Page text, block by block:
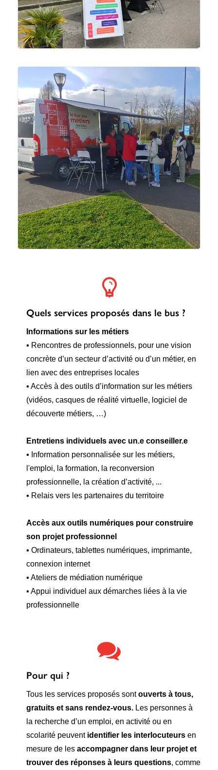
Quels services proposés dans le bus ?
Informations sur les métiers
▪ Rencontres de professionnels, pour une vision
concrète d’un secteur d’activité ou d’un métier, en
lien avec des entreprises locales
▪ Accès à des outils d’information sur les métiers
(vidéos, casques de réalité virtuelle, logiciel de
découverte métiers, …)
Entretiens individuels avec un.e conseiller.e
▪ Information personnalisée sur les métiers,
l'emploi, la formation, la reconversion
professionnelle, la création d’activité, ...
▪ Relais vers les partenaires du territoire
Accès aux outils numériques pour construire
son projet professionnel
▪ Ordinateurs, tablettes numériques, imprimante,
connexion internet
▪ Ateliers de médiation numérique
▪ Appui individuel aux démarches liées à la vie
professionnelle
Pour qui ?
Tous les services proposés sontouverts à tous,
gratuits et sans rendez-vous. Les personnes à
la recherche d’un emploi, en activité ou en
scolarité peuvent identifier les interlocuteurs en
mesure de les accompagner dans leur projet et
trouver des réponses à leurs questions, comme